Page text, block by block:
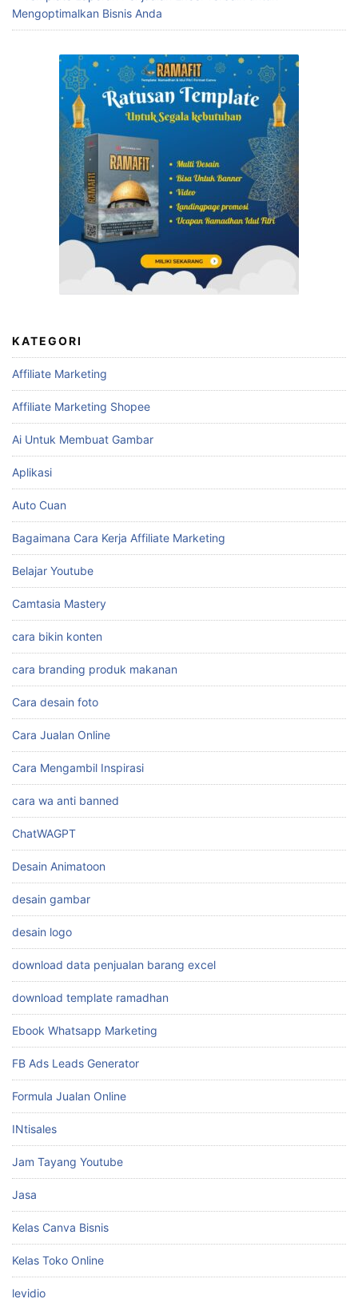
Menghemat Waktu dengan Template Nota Kontan Excel
Mudahkan Laporan Penjualan dengan Template Excel
Template Laporan Penjualan Excel Terbaik untuk
Mengoptimalkan Bisnis Anda
KATEGORI
Affiliate Marketing
Affiliate Marketing Shopee
Ai Untuk Membuat Gambar
Aplikasi
Auto Cuan
Bagaimana Cara Kerja Affiliate Marketing
Belajar Youtube
Camtasia Mastery
cara bikin konten
cara branding produk makanan
Cara desain foto
Cara Jualan Online
Cara Mengambil Inspirasi
cara wa anti banned
ChatWAGPT
Desain Animatoon
desain gambar
desain logo
download data penjualan barang excel
download template ramadhan
Ebook Whatsapp Marketing
FB Ads Leads Generator
Formula Jualan Online
INtisales
Jam Tayang Youtube